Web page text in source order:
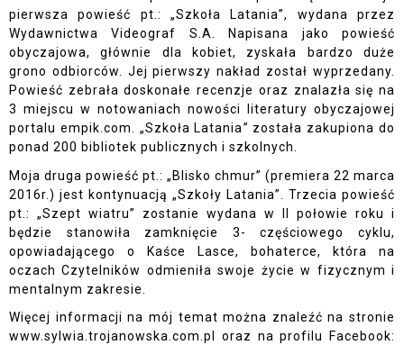
pierwsza powieść pt.: „Szkoła Latania”, wydana przez
Wydawnictwa Videograf S.A. Napisana jako powieść
obyczajowa, głównie dla kobiet, zyskała bardzo duże
grono odbiorców. Jej pierwszy nakład został wyprzedany.
Powieść zebrała doskonałe recenzje oraz znalazła się na
3 miejscu w notowaniach nowości literatury obyczajowej
portalu empik.com. „Szkoła Latania” została zakupiona do
ponad 200 bibliotek publicznych i szkolnych.
Moja druga powieść pt.: „Blisko chmur” (premiera 22 marca
2016r.) jest kontynuacją „Szkoły Latania”. Trzecia powieść
pt.: „Szept wiatru” zostanie wydana w II połowie roku i
będzie stanowiła zamknięcie 3- częściowego cyklu,
opowiadającego o Kaśce Lasce, bohaterce, która na
oczach Czytelników odmieniła swoje życie w fizycznym i
mentalnym zakresie.
Więcej informacji na mój temat można znaleźć na stronie
www.sylwia.trojanowska.com.pl oraz na profilu Facebook: